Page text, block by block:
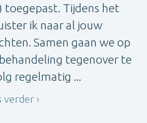
toegepast. Tijdens het
ik naar al jouw
Samen gaan we op
tegenover te
regelmatig ...
verder